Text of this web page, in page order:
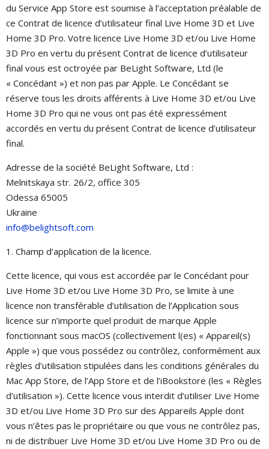
du Service App Store est soumise à l’acceptation préalable de
ce Contrat de licence d’utilisateur final Live Home 3D et Live
Home 3D Pro. Votre licence Live Home 3D et/ou Live Home
3D Pro en vertu du présent Contrat de licence d’utilisateur
final vous est octroyée par BeLight Software, Ltd (le
« Concédant ») et non pas par Apple. Le Concédant se
réserve tous les droits afférents à Live Home 3D et/ou Live
Home 3D Pro qui ne vous ont pas été expressément
accordés en vertu du présent Contrat de licence d’utilisateur
final.
Adresse de la société BeLight Software, Ltd :
Melnitskaya str. 26/2, office 305
Odessa 65005
Ukraine
info@belightsoft.com
1. Champ d’application de la licence.
Cette licence, qui vous est accordée par le Concédant pour
Live Home 3D et/ou Live Home 3D Pro, se limite à une
licence non transférable d’utilisation de l’Application sous
licence sur n’importe quel produit de marque Apple
fonctionnant sous macOS (collectivement l(es) « Appareil(s)
Apple ») que vous possédez ou contrôlez, conformément aux
règles d’utilisation stipulées dans les conditions générales du
Mac App Store, de l’App Store et de l’iBookstore (les « Règles
d’utilisation »). Cette licence vous interdit d’utiliser Live Home
3D et/ou Live Home 3D Pro sur des Appareils Apple dont
vous n’êtes pas le propriétaire ou que vous ne contrôlez pas,
ni de distribuer Live Home 3D et/ou Live Home 3D Pro ou de